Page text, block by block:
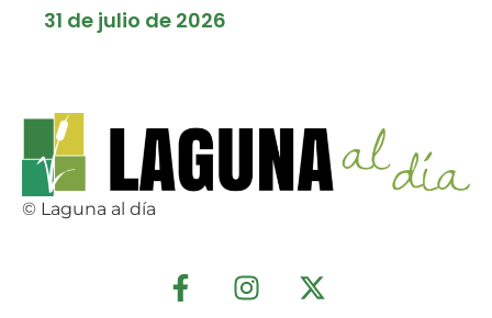
31 de julio de 2026
© Laguna al día